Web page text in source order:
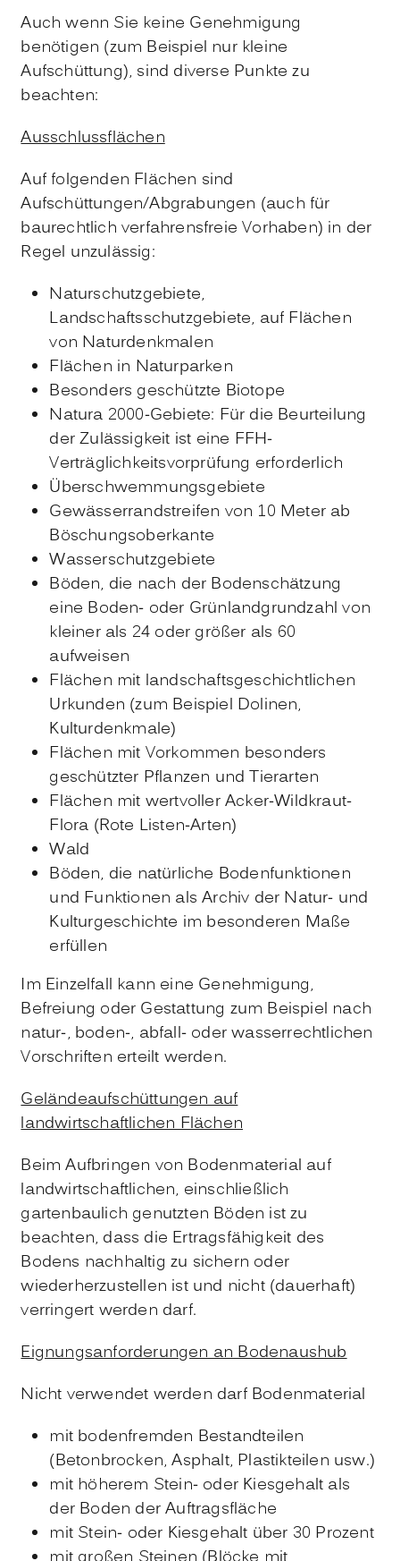
Auch wenn Sie keine Genehmigung
benötigen (zum Beispiel nur kleine
Aufschüttung), sind diverse Punkte zu
beachten:
Ausschlussflächen
Auf folgenden Flächen sind
Aufschüttungen/Abgrabungen (auch für
baurechtlich verfahrensfreie Vorhaben) in der
Regel unzulässig:
Naturschutzgebiete,
Landschaftsschutzgebiete, auf Flächen
von Naturdenkmalen
Flächen in Naturparken
Besonders geschützte Biotope
Natura 2000-Gebiete: Für die Beurteilung
der Zulässigkeit ist eine FFH-
Verträglichkeitsvorprüfung erforderlich
Überschwemmungsgebiete
Gewässerrandstreifen von 10 Meter ab
Böschungsoberkante
Wasserschutzgebiete
Böden, die nach der Bodenschätzung
eine Boden- oder Grünlandgrundzahl von
kleiner als 24 oder größer als 60
aufweisen
Flächen mit landschaftsgeschichtlichen
Urkunden (zum Beispiel Dolinen,
Kulturdenkmale)
Flächen mit Vorkommen besonders
geschützter Pflanzen und Tierarten
Flächen mit wertvoller Acker-Wildkraut-
Flora (Rote Listen-Arten)
Wald
Böden, die natürliche Bodenfunktionen
und Funktionen als Archiv der Natur- und
Kulturgeschichte im besonderen Maße
erfüllen
Im Einzelfall kann eine Genehmigung,
Befreiung oder Gestattung zum Beispiel nach
natur-, boden-, abfall- oder wasserrechtlichen
Vorschriften erteilt werden.
Geländeaufschüttungen auf
landwirtschaftlichen Flächen
Beim Aufbringen von Bodenmaterial auf
landwirtschaftlichen, einschließlich
gartenbaulich genutzten Böden ist zu
beachten, dass die Ertragsfähigkeit des
Bodens nachhaltig zu sichern oder
wiederherzustellen ist und nicht (dauerhaft)
verringert werden darf.
Eignungsanforderungen an Bodenaushub
Nicht verwendet werden darf Bodenmaterial
mit bodenfremden Bestandteilen
(Betonbrocken, Asphalt, Plastikteilen usw.)
mit höherem Stein- oder Kiesgehalt als
der Boden der Auftragsfläche
mit Stein- oder Kiesgehalt über 30 Prozent